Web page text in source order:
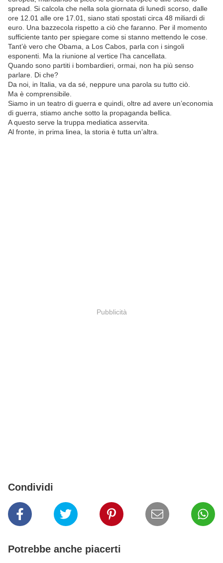
spread. Si calcola che nella sola giornata di lunedì scorso, dalle
ore 12.01 alle ore 17.01, siano stati spostati circa 48 miliardi di
euro. Una bazzecola rispetto a ciò che faranno. Per il momento
sufficiente tanto per spiegare come si stanno mettendo le cose.
Tant’è vero che Obama, a Los Cabos, parla con i singoli
esponenti. Ma la riunione al vertice l’ha cancellata.
Quando sono partiti i bombardieri, ormai, non ha più senso
parlare. Di che?
Da noi, in Italia, va da sé, neppure una parola su tutto ciò.
Ma è comprensibile.
Siamo in un teatro di guerra e quindi, oltre ad avere un’economia
di guerra, stiamo anche sotto la propaganda bellica.
A questo serve la truppa mediatica asservita.
Al fronte, in prima linea, la storia è tutta un’altra.
Pubblicità
Condividi
Potrebbe anche piacerti